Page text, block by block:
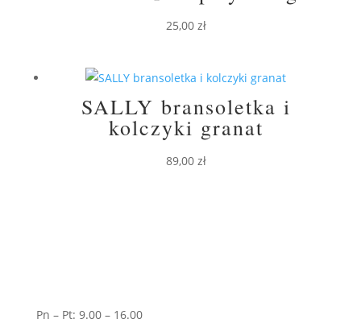
25,00 zł
SALLY bransoletka i
kolczyki granat
89,00 zł
Pn – Pt: 9.00 – 16.00